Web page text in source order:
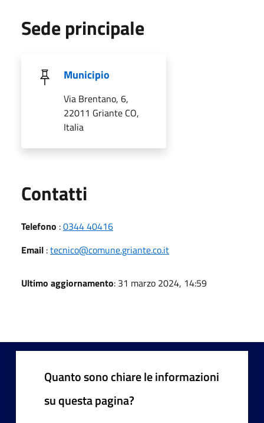
Sede principale
Municipio
Via Brentano, 6,
22011 Griante CO,
Italia
Contatti
Telefono :0344 40416
Email :tecnico@comune.griante.co.it
Ultimo aggiornamento: 31 marzo 2024, 14:59
Quanto sono chiare le informazioni
su questa pagina?